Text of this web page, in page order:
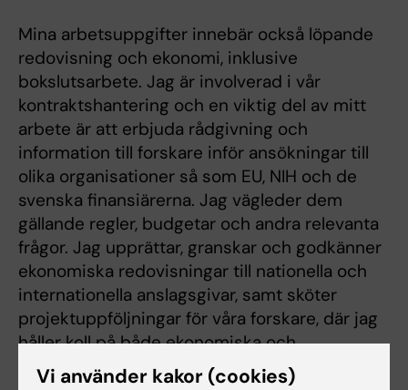
Mina arbetsuppgifter innebär också löpande
redovisning och ekonomi, inklusive
bokslutsarbete. Jag är involverad i vår
kontraktshantering och en viktig del av mitt
arbete är att erbjuda rådgivning och
information till forskare inför ansökningar till
olika organisationer så som EU, NIH och de
svenska finansiärerna. Jag vägleder dem
gällande regler, budgetar och andra relevanta
frågor. Jag upprättar, granskar och godkänner
ekonomiska redovisningar till nationella och
internationella anslagsgivar, samt sköter
projektuppföljningar för våra forskare, där jag
håller koll på både ekonomiska och
personalrelaterade aspekter.
Vi använder kakor (cookies)